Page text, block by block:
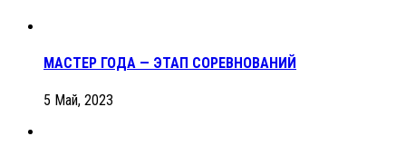
МАСТЕР ГОДА — ЭТАП СОРЕВНОВАНИЙ
5 Май, 2023